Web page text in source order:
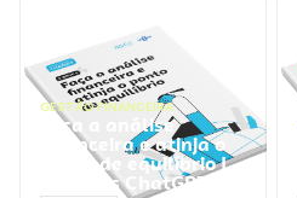
GESTÃO FINANCEIRA
Faça a análise
financeira e atinja o
ponto de equilíbrio |
Prompts ChatGPT